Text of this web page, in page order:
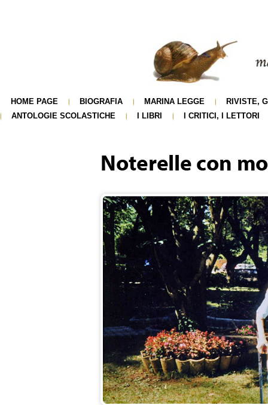
HOME PAGE BIOGRAFIA MARINA LEGGE
RIVISTE,
ANTOLOGIE SCOLASTICHE
I LIBRI I CRITICI, I LETTORI